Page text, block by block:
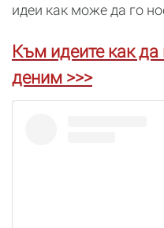
идеи как може да го
Към идеите как да
деним >>>